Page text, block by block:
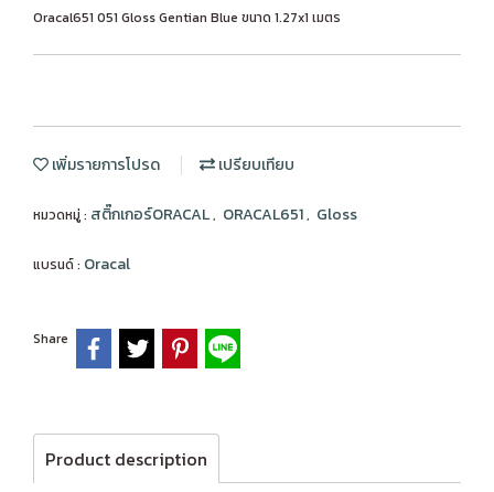
Oracal651 051 Gloss Gentian Blue ขนาด 1.27x1 เมตร
เพิ่มรายการโปรด เปรียบเทียบ
หมวดหมู่ : สติ๊กเกอร์ORACAL, ORACAL651, Gloss
แบรนด์ : Oracal
Share
Product description